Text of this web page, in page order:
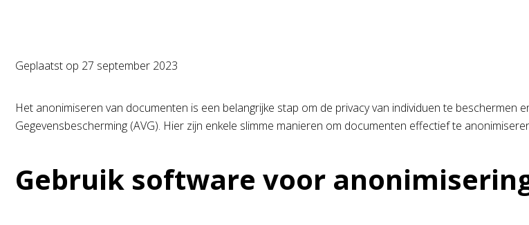
Geplaatst op 27 september 2023
Het anonimiseren van documenten is een belangrijke stap om de privacy van individuen te beschermen
Gegevensbescherming (AVG). Hier zijn enkele slimme manieren om documenten effectief te
Gebruik software voor